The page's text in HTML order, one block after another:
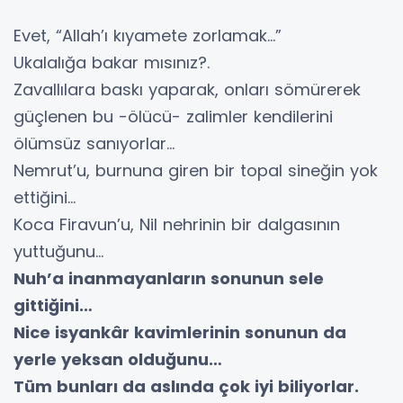
Evet, “Allah’ı kıyamete zorlamak…”
Ukalalığa bakar mısınız?.
Zavallılara baskı yaparak, onları sömürerek
güçlenen bu -ölücü- zalimler kendilerini
ölümsüz sanıyorlar…
Nemrut’u, burnuna giren bir topal sineğin yok
ettiğini…
Koca Firavun’u, Nil nehrinin bir dalgasının
yuttuğunu…
Nuh’a inanmayanların sonunun sele
gittiğini…
Nice isyankâr kavimlerinin sonunun da
yerle yeksan olduğunu…
Tüm bunları da aslında çok iyi biliyorlar.